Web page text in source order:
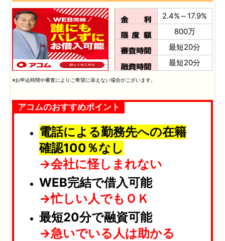
2.4%～17.9%
800万
最短20分
最短20分
※お申込時間や審査によりご希望に添えない場合がございます。
アコムのおすすめポイント
電話による勤務先への在籍
確認100％なし
→会社に怪しまれない
WEB完結で借入可能
→忙しい人でもＯＫ
最短20分で融資可能
→急いでいる人は助かる